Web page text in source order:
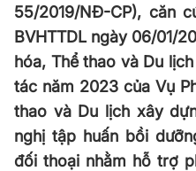
55/2019/NĐ-CP), căn
BVHTTDL ngày 06/01/
hóa, Thể thao và Du
tác năm 2023 của Vụ
thao và Du lịch xây
nghị tập huấn bồi
đối thoại nhằm hỗ trợ